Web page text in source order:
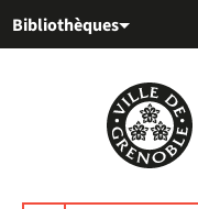
au
auBibliothèques